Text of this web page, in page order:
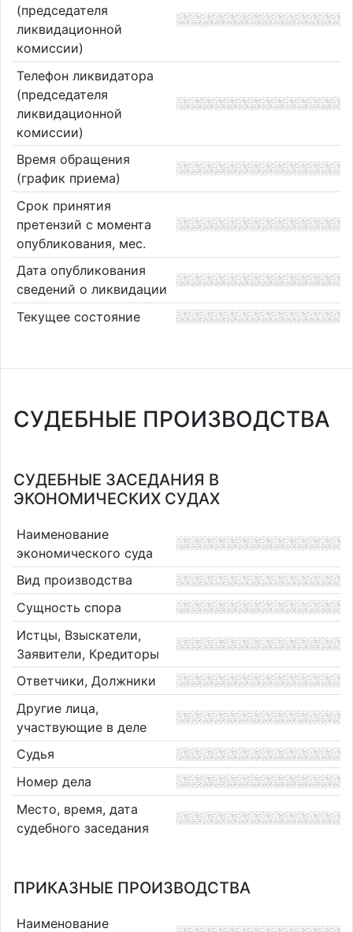
(председателя
ликвидационной
комиссии)
Телефон ликвидатора
(председателя
ликвидационной
комиссии)
Время обращения
(график приема)
Срок принятия
претензий с момента
опубликования, мес.
Дата опубликования
сведений о ликвидации
Текущее состояние
СУДЕБНЫЕ ПРОИЗВОДСТВА
СУДЕБНЫЕ ЗАСЕДАНИЯ В
ЭКОНОМИЧЕСКИХ СУДАХ
Наименование
экономического суда
Вид производства
Сущность спора
Истцы, Взыскатели,
Заявители, Кредиторы
Ответчики, Должники
Другие лица,
участвующие в деле
Судья
Номер дела
Место, время, дата
судебного заседания
ПРИКАЗНЫЕ ПРОИЗВОДСТВА
Наименование